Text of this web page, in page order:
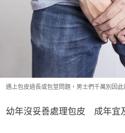
遇上包皮過長或包莖問題，男士們千萬別因此
幼年沒妥善處理包皮　成年宜